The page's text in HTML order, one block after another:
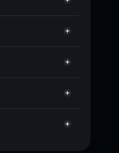
l’Aggregatore di
Aggregatore di
wallet Solflare